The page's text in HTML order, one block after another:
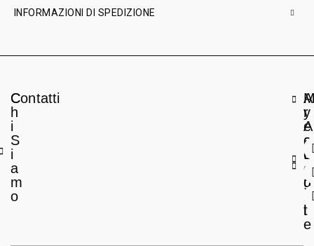
INFORMAZIONI DI SPEDIZIONE
C
h
i
S
i
a
m
o
Contatti
A
r
e
a
L
e
g
l
e
y
A
c
c
o
u
t